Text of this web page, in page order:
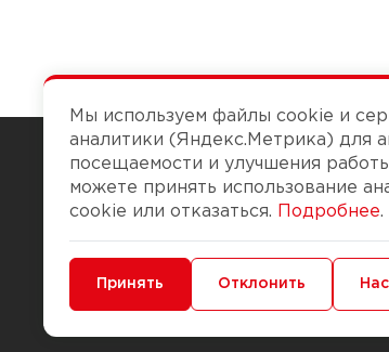
Чтобы вам легко
Мы используем файлы cookie и
аналитики (Яндекс.Метрика) для
посещаемости и улучшения
можете принять использование
cookie или отказаться.
Подробнее.
Минимальные Функциональные/
Принять Отклонить